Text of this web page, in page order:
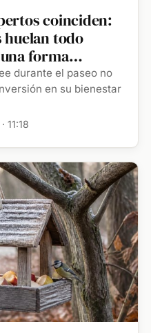
coinciden:
huelan todo
forma
su equilibrio
durante el paseo no
en su bienestar
11:18